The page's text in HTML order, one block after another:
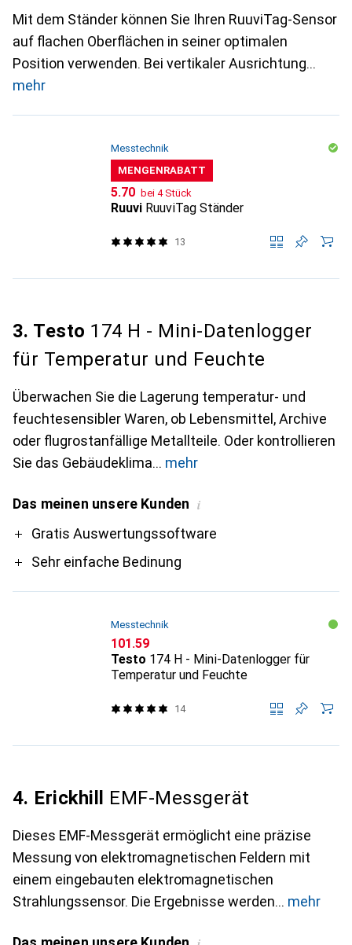
Mit dem Ständer können Sie Ihren RuuviTag-Sensor
auf flachen Oberflächen in seiner optimalen
Position verwenden. Bei vertikaler Ausrichtung
mehr
Messtechnik
MENGENRABATT
CHF
5.70 bei 4 Stück
Ruuvi RuuviTag Ständer
13
3. Testo 174 H - Mini-Datenlogger
für Temperatur und Feuchte
Überwachen Sie die Lagerung temperatur- und
feuchtesensibler Waren, ob Lebensmittel, Archive
oder flugrostanfällige Metallteile. Oder kontrollieren
Sie das Gebäudeklima
mehr
Das meinen unsere Kunden i
ProGratis Auswertungssoftware
Sehr einfache Bedinung
Messtechnik
CHF
101.59
Testo 174 H - Mini-Datenlogger für
Temperatur und Feuchte
14
4. Erickhill EMF-Messgerät
Dieses EMF-Messgerät ermöglicht eine präzise
Messung von elektromagnetischen Feldern mit
einem eingebauten elektromagnetischen
Strahlungssensor. Die Ergebnisse werden
mehr